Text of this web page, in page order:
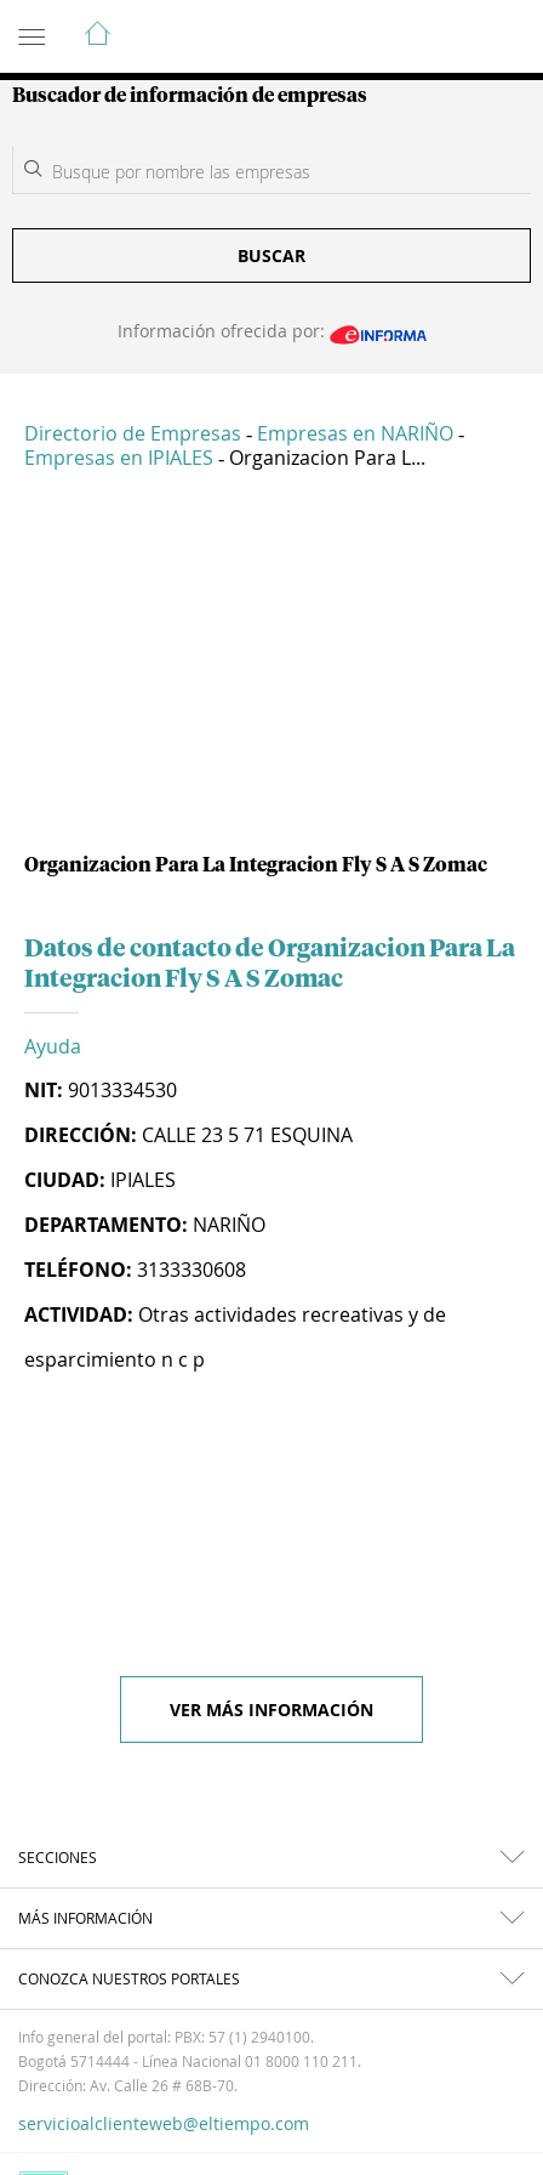
Guía de Empresas Colombianas
Buscador de información de empresas
BUSCAR
Información ofrecida por:
Directorio de Empresas - Empresas en NARIÑO -
Empresas en IPIALES - Organizacion Para L...
Organizacion Para La Integracion Fly S A S Zomac
Datos de contacto de Organizacion Para La
Integracion Fly S A S Zomac
Ayuda
NIT: 9013334530
DIRECCIÓN: CALLE 23 5 71 ESQUINA
CIUDAD: IPIALES
DEPARTAMENTO: NARIÑO
TELÉFONO: 3133330608
ACTIVIDAD: Otras actividades recreativas y de
esparcimiento n c p
VER MÁS INFORMACIÓN
SECCIONES
MÁS INFORMACIÓN
CONOZCA NUESTROS PORTALES
Info general del portal: PBX: 57 (1) 2940100.
Bogotá 5714444 - Línea Nacional 01 8000 110 211.
Dirección: Av. Calle 26 # 68B-70.
servicioalclienteweb@eltiempo.com